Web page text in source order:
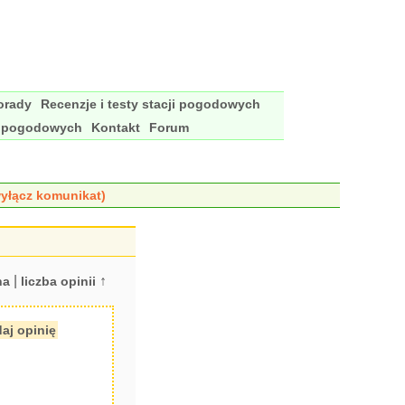
Recenzje i testy stacji pogodowych
Kontakt Forum
komunikat)
| liczba opinii ↑
opinię